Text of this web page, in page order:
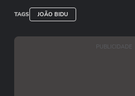
TAGS JOÃO BIDU
PUBLICIDADE